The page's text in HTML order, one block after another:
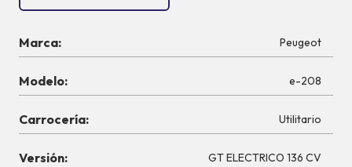
Marca: Peugeot
Modelo: e-208
Carrocería: Utilitario
Versión: GT ELECTRICO 136 CV